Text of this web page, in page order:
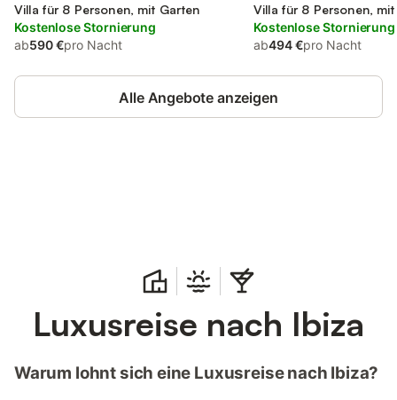
Süden
Villa für 8 Personen, mit Garten
Kostenlose Stornierung
ab590 €pro Nacht
Süden
Villa für 8 Personen,
Kostenlose Stornierung
ab494 €pro Nacht
Alle Angebote anzeigen
Luxusreise nach Ibiza
Warum lohnt sich eine Luxusreise nach Ibiza?